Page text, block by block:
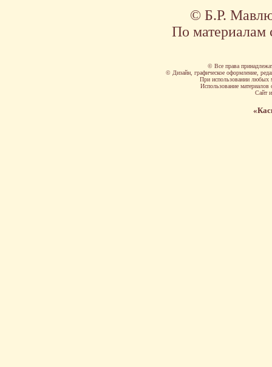
© Б.Р.
По материалам
© Все права
© Дизайн, графическое оформление,
При использовании любых
Использование материалов
Сайт